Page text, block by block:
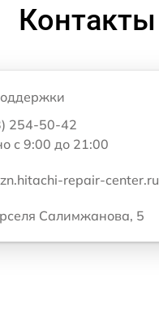
Контакты
254-50-42
с 9:00 до 21:00
repair-center.ru
Салимжанова, 5